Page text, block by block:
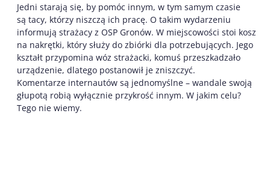
Jedni starają się, by pomóc innym, w tym samym czasie
są tacy, którzy niszczą ich pracę. O takim wydarzeniu
informują strażacy z OSP Gronów. W miejscowości stoi kosz
na nakrętki, który służy do zbiórki dla potrzebujących. Jego
kształt przypomina wóz strażacki, komuś przeszkadzało
urządzenie, dlatego postanowił je zniszczyć.
Komentarze internautów są jednomyślne – wandale swoją
głupotą robią wyłącznie przykrość innym. W jakim celu?
Tego nie wiemy.